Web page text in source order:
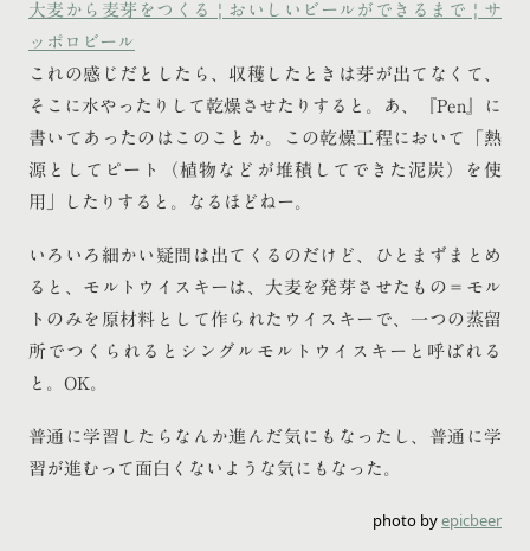
大麦から麦芽をつくる | おいしいビールができるまで | サ
ッポロビール
これの感じだとしたら、収穫したときは芽が出てなくて、
そこに水やったりして乾燥させたりすると。あ、『Pen』に
書いてあったのはこのことか。この乾燥工程において「熱
源としてピート（植物などが堆積してできた泥炭）を使
用」したりすると。なるほどねー。
いろいろ細かい疑問は出てくるのだけど、ひとまずまとめ
ると、モルトウイスキーは、大麦を発芽させたもの＝モル
トのみを原材料として作られたウイスキーで、一つの蒸留
所でつくられるとシングルモルトウイスキーと呼ばれる
と。OK。
普通に学習したらなんか進んだ気にもなったし、普通に学
習が進むって面白くないような気にもなった。
photo byepicbeer